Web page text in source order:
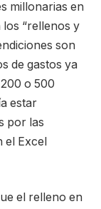
millonarias en
“rellenos y
son
de gastos ya
o 500
estar
por las
el Excel
el relleno en